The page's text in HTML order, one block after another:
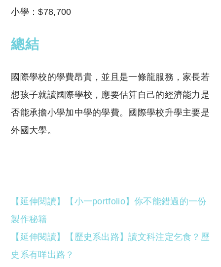
小學：$78,700
總結
國際學校的學費昂貴，並且是一條龍服務，家長若
想孩子就讀國際學校，應要估算自己的經濟能力是
否能承擔小學加中學的學費。國際學校升學主要是
外國大學。
【延伸閱讀】【小一portfolio】你不能錯過的一份
製作秘籍
【延伸閱讀】【歷史系出路】讀文科注定乞食？歷
史系有咩出路？